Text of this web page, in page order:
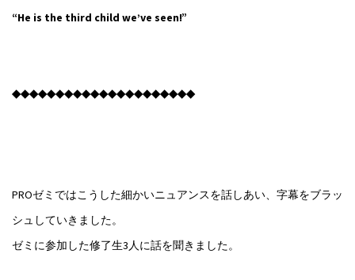
“He is the third child we’ve seen!”
◆◆◆◆◆◆◆◆◆◆◆◆◆◆◆◆◆◆◆◆◆
PROゼミではこうした細かいニュアンスを話しあい、字幕をブラッ
シュしていきました。
ゼミに参加した修了生3人に話を聞きました。